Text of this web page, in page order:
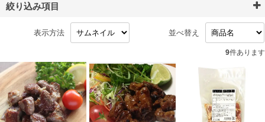
絞り込み項目
表示方法 並べ替え
9件あります